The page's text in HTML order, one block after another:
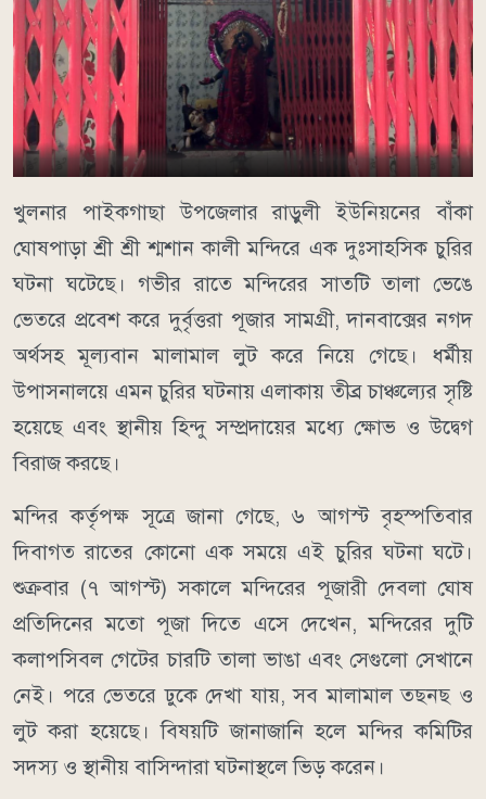
খুলনার পাইকগাছা উপজেলার রাড়ুলী ইউনিয়নের বাঁকা
ঘোষপাড়া শ্রী শ্রী শ্মশান কালী মন্দিরে এক দুঃসাহসিক চুরির
ঘটনা ঘটেছে। গভীর রাতে মন্দিরের সাতটি তালা ভেঙে
ভেতরে প্রবেশ করে দুর্বৃত্তরা পূজার সামগ্রী, দানবাক্সের নগদ
অর্থসহ মূল্যবান মালামাল লুট করে নিয়ে গেছে। ধর্মীয়
উপাসনালয়ে এমন চুরির ঘটনায় এলাকায় তীব্র চাঞ্চল্যের সৃষ্টি
হয়েছে এবং স্থানীয় হিন্দু সম্প্রদায়ের মধ্যে ক্ষোভ ও উদ্বেগ
বিরাজ করছে।
মন্দির কর্তৃপক্ষ সূত্রে জানা গেছে, ৬ আগস্ট বৃহস্পতিবার
দিবাগত রাতের কোনো এক সময়ে এই চুরির ঘটনা ঘটে।
শুক্রবার (৭ আগস্ট) সকালে মন্দিরের পূজারী দেবলা ঘোষ
প্রতিদিনের মতো পূজা দিতে এসে দেখেন, মন্দিরের দুটি
কলাপসিবল গেটের চারটি তালা ভাঙা এবং সেগুলো সেখানে
নেই। পরে ভেতরে ঢুকে দেখা যায়, সব মালামাল তছনছ ও
লুট করা হয়েছে। বিষয়টি জানাজানি হলে মন্দির কমিটির
সদস্য ও স্থানীয় বাসিন্দারা ঘটনাস্থলে ভিড় করেন।